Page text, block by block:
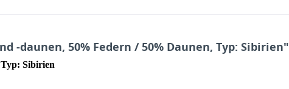
daunen, 50% Federn / 50% Daunen, Typ: Sibirien"
Sibirien